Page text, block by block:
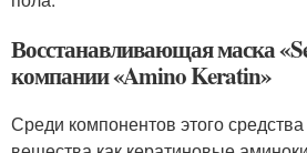
Восстанавливающая маска
компании «Amino Keratin»
Среди компонентов этого